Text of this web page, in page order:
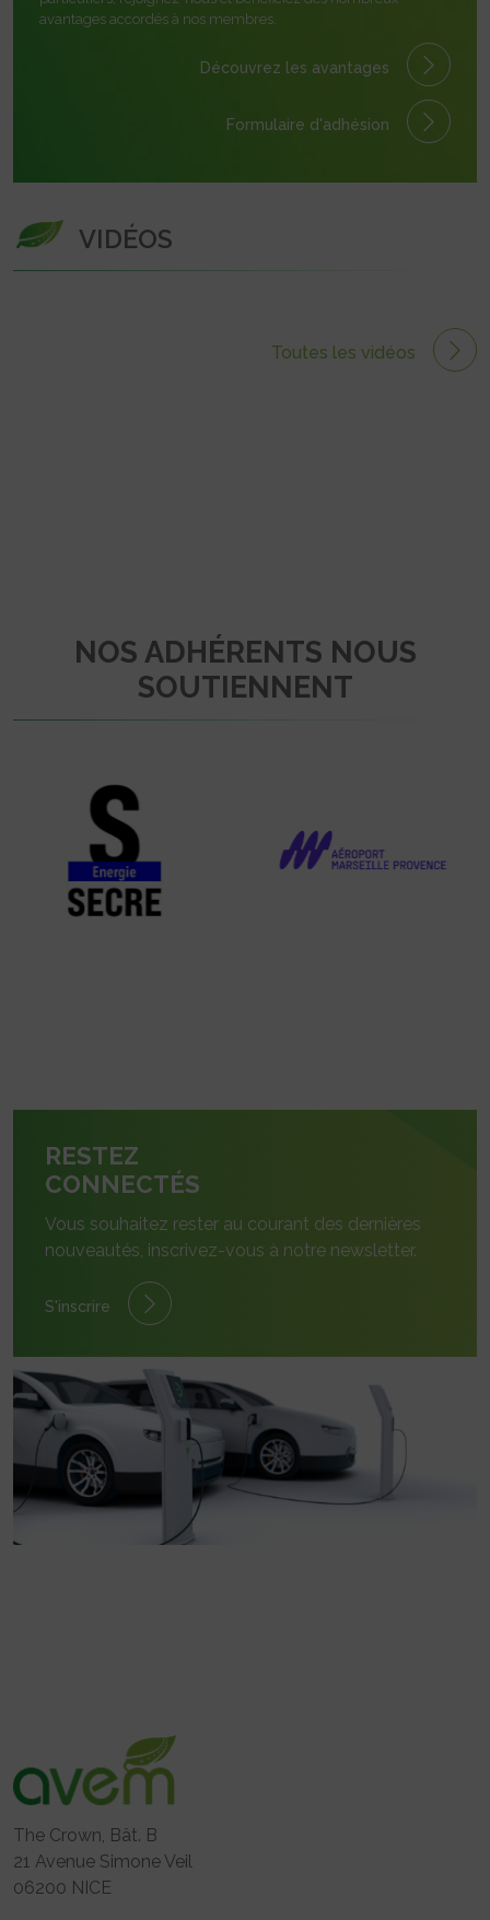
avantages accordés à nos membres.
Découvrez les avantages
Formulaire d'adhésion
VIDÉOS
Toutes les vidéos
NOS ADHÉRENTS NOUS
SOUTIENNENT
RESTEZ
CONNECTÉS
Vous souhaitez rester au courant des dernières
nouveautés, inscrivez-vous à notre newsletter.
S'inscrire
The Crown, Bât. B
21 Avenue Simone Veil
06200 NICE